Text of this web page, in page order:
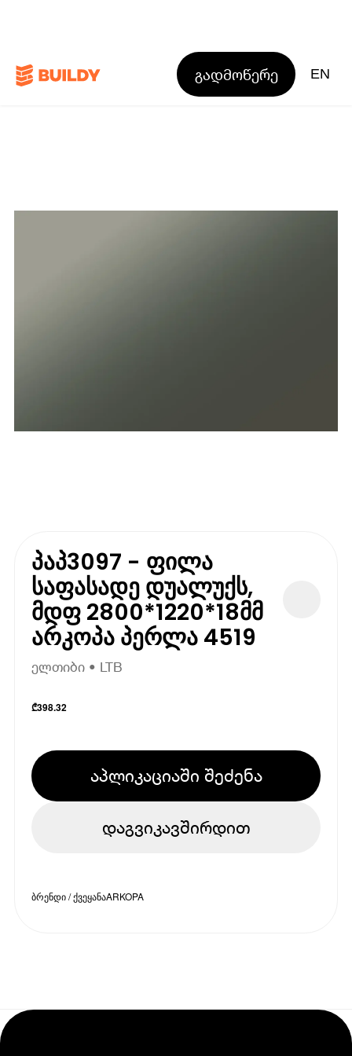
გადმოწერე EN
პაპ3097 - ფილა
საფასადე დუალუქს,
მდფ 2800*1220*18მმ
არკოპა პერლა 4519
ელთიბი • LTB
₾398.32
აპლიკაციაში შეძენა
დაგვიკავშირდით
ბრენდი / ქვეყანაARKOPA